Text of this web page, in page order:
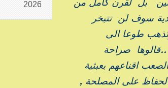
سوف لن تتبخر
طوعا الى
صراحة
اقناعهم بعبثية
على المصلحة ,
2026